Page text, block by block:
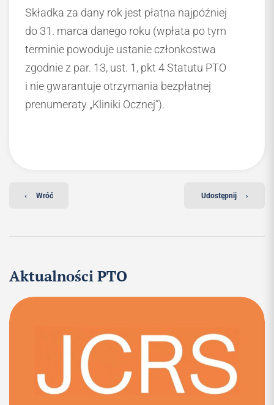
Składka za dany rok jest płatna najpóźniej
do 31. marca danego roku (wpłata po tym
terminie powoduje ustanie członkostwa
zgodnie z par. 13, ust. 1, pkt 4 Statutu PTO
i nie gwarantuje otrzymania bezpłatnej
prenumeraty „Kliniki Ocznej”).
‹ Wróć Udostępnij ›
Aktualności PTO